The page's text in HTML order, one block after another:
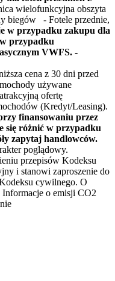
wielofunkcyjna obszyta
biegów - Fotele przednie,
w przypadku zakupu dla
przypadku
VWFS. -
cena z 30 dni przed
używane
ofertę
(Kredyt/Leasing).
finansowaniu przez
się różnić w przypadku
zapytaj handlowców.
poglądowy.
przepisów Kodeksu
i stanowi zaproszenie do
cywilnego. O
o emisji CO2